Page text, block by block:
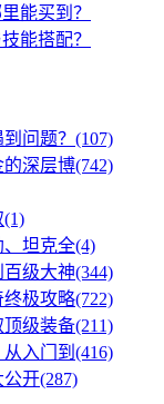
能买到？
能搭配？
问题？(107)
深层博(742)
坦克全(4)
级大神(344)
极攻略(722)
级装备(211)
入门到(416)
开(287)